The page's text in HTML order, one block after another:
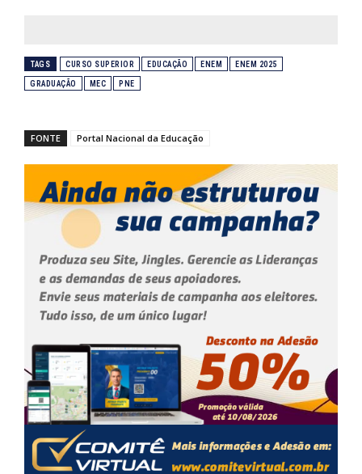
TAGS CURSO SUPERIOR EDUCAÇÃO ENEM ENEM 2025
GRADUAÇÃO MEC PNE
FONTE Portal Nacional da Educação